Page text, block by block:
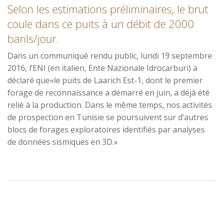
Selon les estimations préliminaires, le brut
coule dans ce puits à un débit de 2000
barils/jour.
Dans un communiqué rendu public, lundi 19 septembre
2016, l’ENI (en italien, Ente Nazionale Idrocarburi) a
déclaré que«le puits de Laarich Est-1, dont le premier
forage de reconnaissance a démarré en juin, a déjà été
relié à la production. Dans le même temps, nos activités
de prospection en Tunisie se poursuivent sur d’autres
blocs de forages exploratoires identifiés par analyses
de données sismiques en 3D.»